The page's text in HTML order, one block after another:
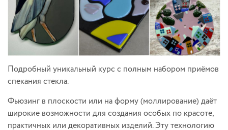
Подробный уникальный курс с полным набором приёмов
спекания стекла.
Фьюзинг в плоскости или на форму (моллирование) даёт
широкие возможности для создания особых по красоте,
практичных или декоративных изделий. Эту технологию